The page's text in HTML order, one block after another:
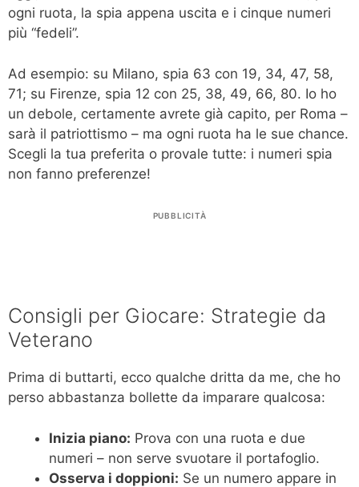
ogni ruota, la spia appena uscita e i cinque numeri
più “fedeli”.
Ad esempio: su Milano, spia 63 con 19, 34, 47, 58,
71; su Firenze, spia 12 con 25, 38, 49, 66, 80. Io ho
un debole, certamente avrete già capito, per Roma –
sarà il patriottismo – ma ogni ruota ha le sue chance.
Scegli la tua preferita o provale tutte: i numeri spia
non fanno preferenze!
PUBBLICITÀ
Consigli per Giocare: Strategie da
Veterano
Prima di buttarti, ecco qualche dritta da me, che ho
perso abbastanza bollette da imparare qualcosa:
Inizia piano: Prova con una ruota e due
numeri – non serve svuotare il portafoglio.
Osserva i doppioni: Se un numero appare in